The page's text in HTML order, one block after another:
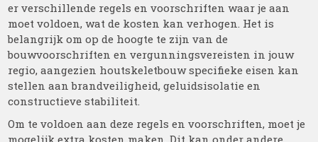
er verschillende regels en voorschriften waar je aan
moet voldoen, wat de kosten kan verhogen. Het is
belangrijk om op de hoogte te zijn van de
bouwvoorschriften en vergunningsvereisten in jouw
regio, aangezien houtskeletbouw specifieke eisen kan
stellen aan brandveiligheid, geluidsisolatie en
constructieve stabiliteit.
Om te voldoen aan deze regels en voorschriften, moet je
mogelijk extra kosten maken. Dit kan onder andere